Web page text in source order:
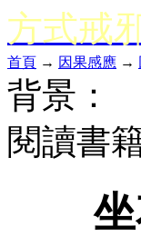
方式戒
首頁 → 因果感應 →
背景：
閱讀書